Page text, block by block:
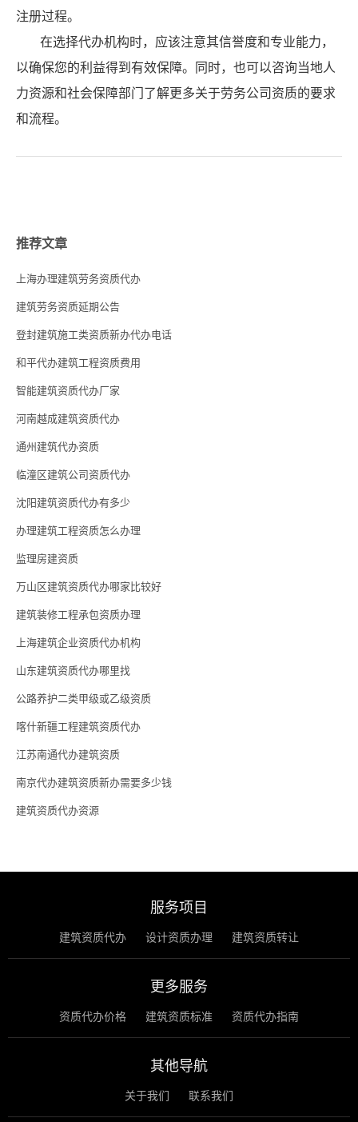
注册过程。
在选择代办机构时，应该注意其信誉度和专业能力，
以确保您的利益得到有效保障。同时，也可以咨询当地人
力资源和社会保障部门了解更多关于劳务公司资质的要求
和流程。
推荐文章
上海办理建筑劳务资质代办
建筑劳务资质延期公告
登封建筑施工类资质新办代办电话
和平代办建筑工程资质费用
智能建筑资质代办厂家
河南越成建筑资质代办
通州建筑代办资质
临潼区建筑公司资质代办
沈阳建筑资质代办有多少
办理建筑工程资质怎么办理
监理房建资质
万山区建筑资质代办哪家比较好
建筑装修工程承包资质办理
上海建筑企业资质代办机构
山东建筑资质代办哪里找
公路养护二类甲级或乙级资质
喀什新疆工程建筑资质代办
江苏南通代办建筑资质
南京代办建筑资质新办需要多少钱
建筑资质代办资源
服务项目
建筑资质代办 设计资质办理 建筑资质转让
更多服务
资质代办价格 建筑资质标准 资质代办指南
其他导航
关于我们 联系我们